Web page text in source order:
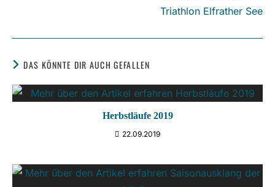
Triathlon Elfrather See
DAS KÖNNTE DIR AUCH GEFALLEN
Herbstläufe 2019
22.09.2019